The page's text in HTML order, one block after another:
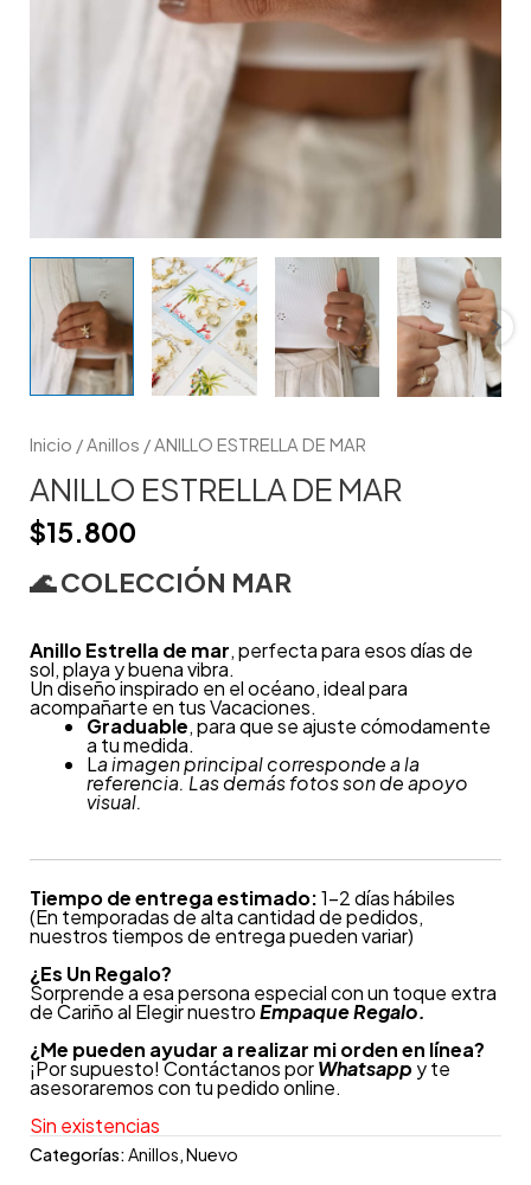
Inicio / Anillos / ANILLO ESTRELLA DE MAR
ANILLO ESTRELLA DE MAR
$15.800
🌊COLECCIÓN MAR
Anillo Estrella de mar, perfecta para esos días de
sol, playa y buena vibra.
Un diseño inspirado en el océano, ideal para
acompañarte en tus Vacaciones.
Graduable, para que se ajuste cómodamente
a tu medida.
La imagen principal corresponde a la
referencia. Las demás fotos son de apoyo
visual.
Tiempo de entrega estimado:1-2 días hábiles
(En temporadas de alta cantidad de pedidos,
nuestros tiempos de entrega pueden variar)
¿Es Un Regalo?
Sorprende a esa persona especial con un toque extra
de Cariño al Elegir nuestroEmpaque Regalo.
¿Me pueden ayudar a realizar mi orden en línea?
¡Por supuesto! Contáctanos porWhatsapp y te
asesoraremos con tu pedido online.
Sin existencias
Categorías:Anillos,Nuevo